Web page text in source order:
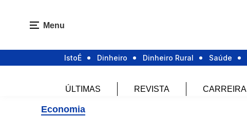
Menu
IstoÉ Dinheiro Dinheiro Rural Saúde
ÚLTIMAS REVISTA CARREIRA
Economia